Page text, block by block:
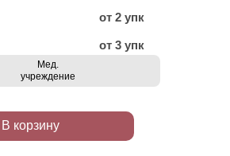
от 2 упк
от 3 упк
Мед.
учреждение
В корзину